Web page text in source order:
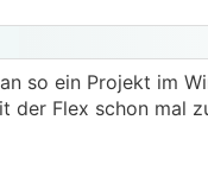
so ein Projekt im
der Flex schon mal